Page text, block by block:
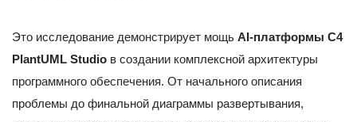
Это исследование демонстрирует мощь AI-платформы C4
PlantUML Studio в создании комплексной архитектуры
программного обеспечения. От начального описания
проблемы до финальной диаграммы развертывания,